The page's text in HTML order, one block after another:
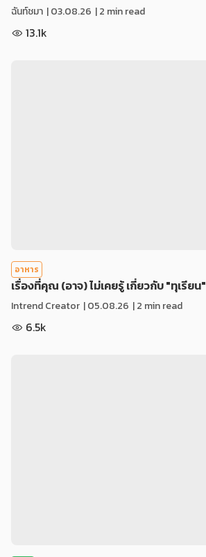
ฉันท์ชมา |03.08.26 | 2 min read
13.1k
อาหาร
เรื่องที่คุณ (อาจ) ไม่เคยรู้ เกี่ยวกับ "ทุเรียน"
Intrend Creator |05.08.26 | 2 min read
6.5k